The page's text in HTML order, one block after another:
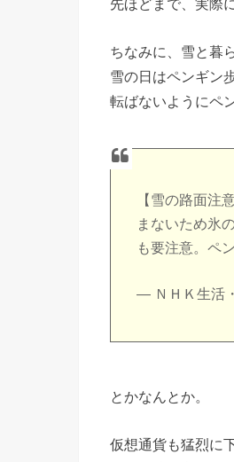
先ほどまで、実際
ちなみに、雪と暮
雪の日はペンギン
転ばないようにペ
【雪の路面注
まないため氷
も要注意。ペ
— ＮＨＫ生活
とかなんとか。
仮想通貨も猛烈に